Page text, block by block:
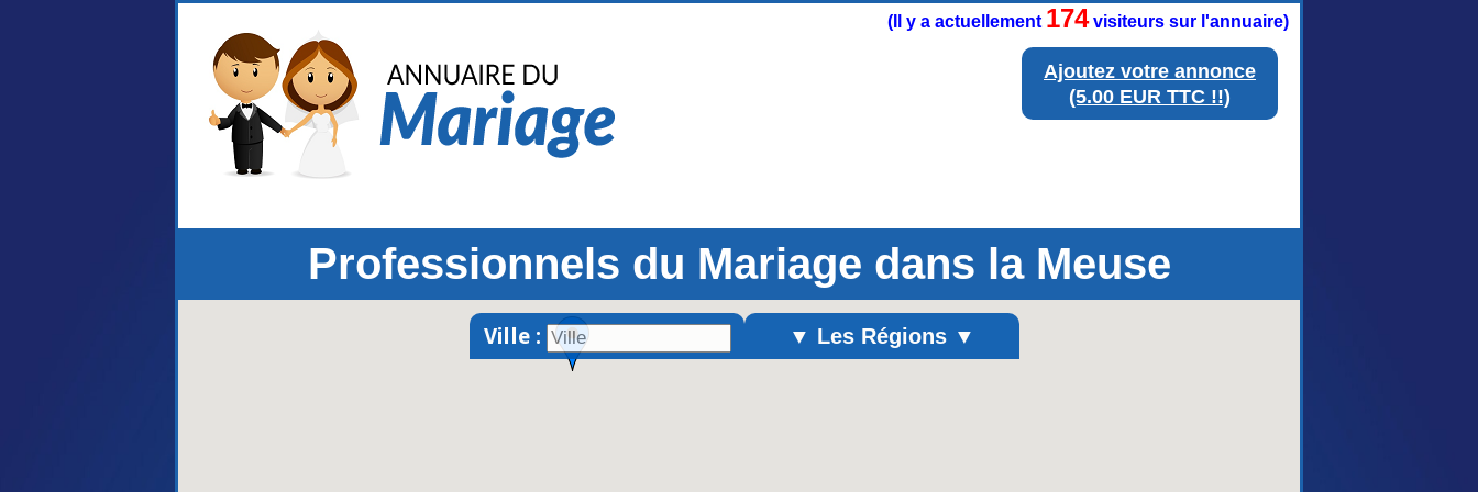
Ajoutez votre annonce
(5.00 EUR TTC !!)
(Il y a actuellement 174visiteurs sur l'annuaire)
Professionnels du Mariage dans la Meuse
Ville : ▼ Les Régions ▼